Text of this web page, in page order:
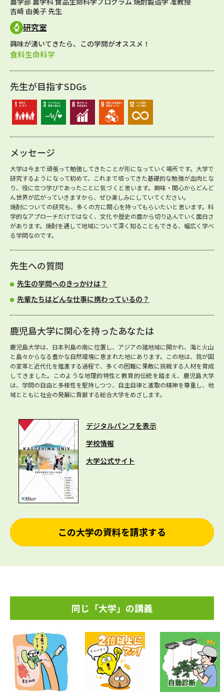
吉崎 由美子 先生
研究室
興味が湧いてきたら、この学問がオススメ！
食料生命科学
先生が目指すSDGs
メッセージ
大学は今まで頑張って勉強してきたことが形になっていく場所です。大学で
研究するようになって初めて、これまで培ってきた基礎的な勉強が血肉とな
り、役に立つ学びであったことに気づくと思います。興味・関心からどんど
ん世界が広がっていきますから、ぜひ楽しみにしていてください。
焼酎についての研究も、多くの方に関心を持ってもらいたいと思います。科
学的なアプローチだけではなく、文化や歴史の面から切り込んでいく面白さ
があります。焼酎を通して地域について深く知ることもできる、幅広く学べ
る学問なのです。
先生への質問
先生の学問へのきっかけは？
先輩たちはどんな仕事に携わっているの？
鹿児島大学に関心を持ったあなたは
鹿児島大学は、日本列島の南に位置し、アジアの諸地域に開かれ、海と火山
と島々からなる豊かな自然環境に恵まれた地にあります。この地は、我が国
の変革と近代化を推進する過程で、多くの困難に果敢に挑戦する人材を育成
してきました。このような地理的特性と教育的伝統を踏まえ、鹿児島大学
は、学問の自由と多様性を堅持しつつ、自主自律と進取の精神を尊重し、地
域とともに社会の発展に貢献する総合大学をめざします。
デジタルパンフを表示
学校情報
大学公式サイト
この大学の資料を請求する
同じ「大学」の講義